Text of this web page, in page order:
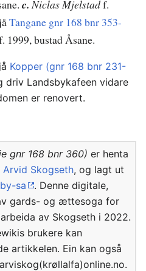
c. Niclas Mjelstadf.
Tangane gnr 168 bnr 353-
1999, bustad Åsane.
Kopper (gnr 168 bnr 231-
driv Landsbykafeen vidare
er renovert.
gnr 168 bnr 360) er henta
Arvid Skogseth, og lagt ut
sa
. Denne digitale,
gards- og ættesoga for
av Skogseth i 2022.
brukere kan
artikkelen. Ein kan også